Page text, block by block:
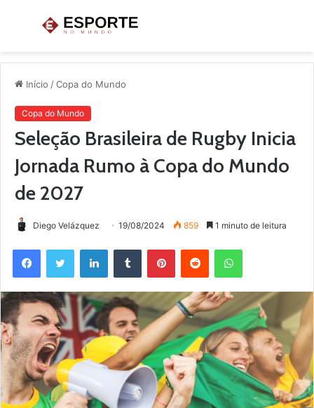
Menu
Início /Copa do Mundo
Copa do Mundo
Seleção Brasileira de Rugby Inicia
Jornada Rumo à Copa do Mundo
de 2027
Diego Velázquez 19/08/2024 859 1 minuto de leitura
FacebookTwitter LinkedinTumblr PinterestReddit WhatsApp